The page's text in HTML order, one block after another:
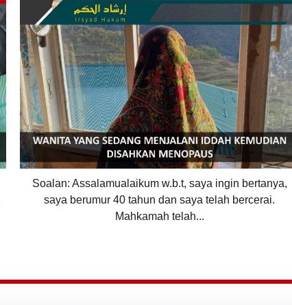
Soalan: Assalamualaikum w.b.t, saya ingin bertanya,
saya berumur 40 tahun dan saya telah bercerai.
Mahkamah telah...